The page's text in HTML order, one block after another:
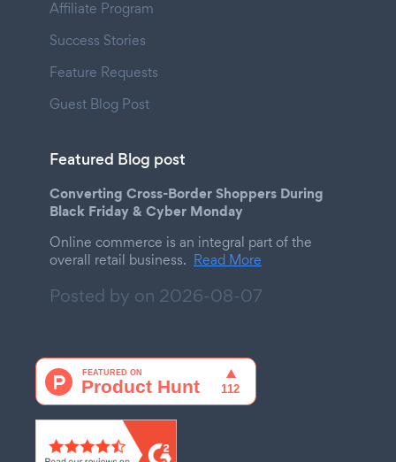
Affiliate Program
Success Stories
Feature Requests
Guest Blog Post
Featured Blog post
Converting Cross-Border Shoppers During
Black Friday & Cyber Monday
Online commerce is an integral part of the
overall retail business. Read More
Posted by on 2026-08-07